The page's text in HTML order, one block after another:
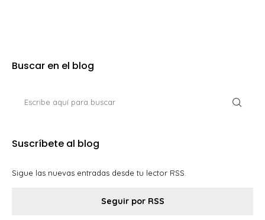
Buscar en el blog
Suscríbete al blog
Sigue las nuevas entradas desde tu lector RSS.
Seguir por RSS